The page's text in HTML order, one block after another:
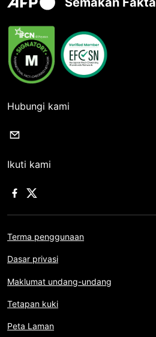
Hubungi kami
Ikuti kami
Terma penggunaan
Dasar privasi
Maklumat undang-undang
Tetapan kuki
Peta Laman